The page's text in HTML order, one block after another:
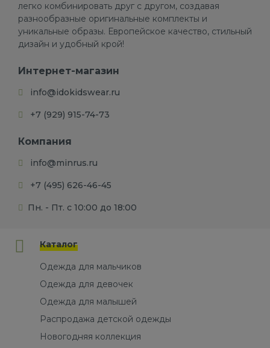
легко комбинировать друг с другом, создавая
разнообразные оригинальные комплекты и
уникальные образы. Европейское качество, стильный
дизайн и удобный крой!
Интернет-магазин
info@idokidswear.ru
+7 (929) 915-74-73
Компания
info@minrus.ru
+7 (495) 626-46-45
Пн. - Пт. с 10:00 до 18:00
Каталог
Одежда для мальчиков
Одежда для девочек
Одежда для малышей
Распродажа детской одежды
Новогодняя коллекция